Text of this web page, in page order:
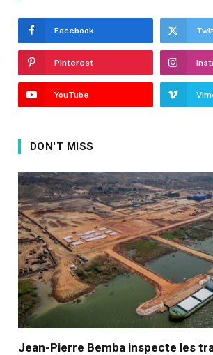
Facebook
Pinterest
YouTube
DON'T MISS
Jean-Pierre Bemba inspecte les